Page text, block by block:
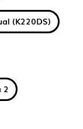
(K220DS)
2